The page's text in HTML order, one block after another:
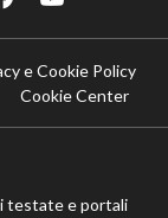
e Cookie Policy
Cookie Center
testate e portali